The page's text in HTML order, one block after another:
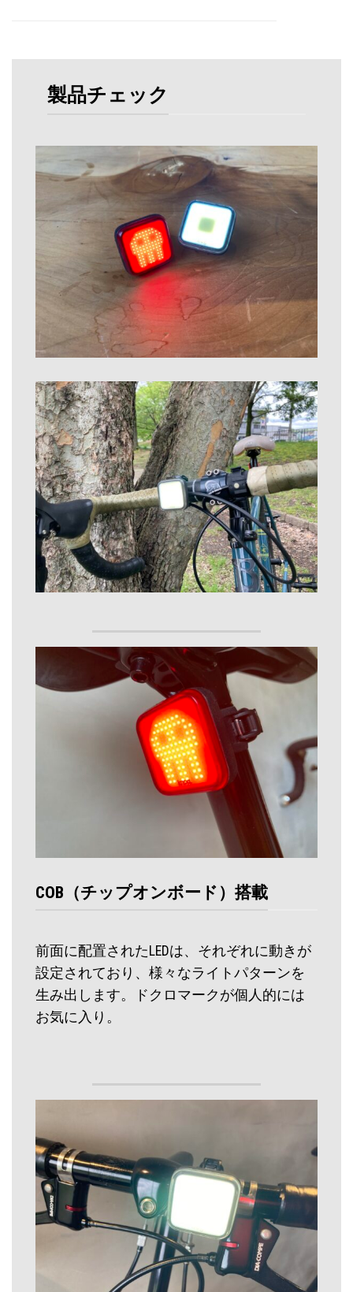
製品チェック
COB（チップオンボード）搭載
前面に配置されたLEDは、それぞれに動きが
設定されており、様々なライトパターンを
生み出します。ドクロマークが個人的には
お気に入り。